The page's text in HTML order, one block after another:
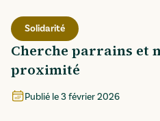
Solidarité
Cherche parrains et
proximité
Publié le3 février 2026